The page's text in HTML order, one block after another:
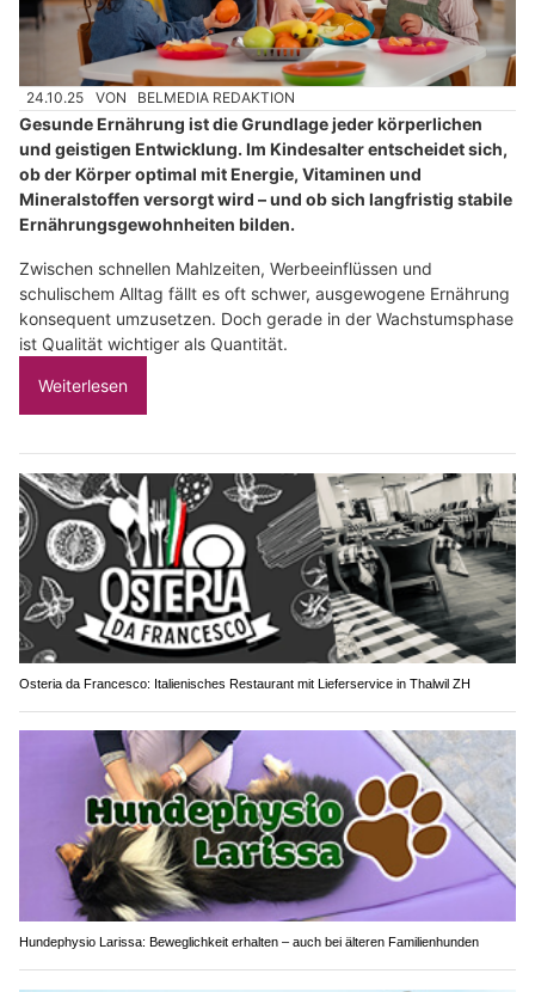
24.10.25 VON BELMEDIA REDAKTION
Gesunde Ernährung ist die Grundlage jeder körperlichen
und geistigen Entwicklung. Im Kindesalter entscheidet sich,
ob der Körper optimal mit Energie, Vitaminen und
Mineralstoffen versorgt wird – und ob sich langfristig stabile
Ernährungsgewohnheiten bilden.
Zwischen schnellen Mahlzeiten, Werbeeinflüssen und
schulischem Alltag fällt es oft schwer, ausgewogene Ernährung
konsequent umzusetzen. Doch gerade in der Wachstumsphase
ist Qualität wichtiger als Quantität.
Weiterlesen
Osteria da Francesco: Italienisches Restaurant mit Lieferservice in Thalwil ZH
Hundephysio Larissa: Beweglichkeit erhalten – auch bei älteren Familienhunden